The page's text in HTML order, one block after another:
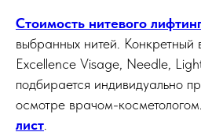
Стоимость нитевого
выбранных нитей. Конкретный
Excellence Visage, Needle,
подбирается индивидуально
осмотре врачом-косметологом.
лист